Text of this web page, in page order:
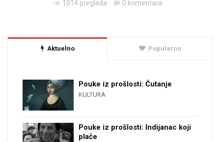
1014 pregleda 0 komentara
Aktuelno Popularno
Pouke iz prošlosti: Ćutanje
KULTURA
Pouke iz prošlosti: Indijanac koji
plače